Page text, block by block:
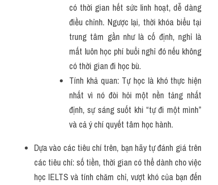
có thời gian hết sức linh hoạt, dễ dàng
điều chỉnh. Ngược lại, thời khóa biểu tại
trung tâm gần như là cố định, nghỉ là
mất luôn học phí buổi nghỉ đó nếu không
có thời gian đi học bù.
Tính khả quan: Tự học là khó thực hiện
nhất vì nó đòi hỏi một nền tảng nhất
định, sự sáng suốt khi “tự đi một mình”
và cả ý chí quyết tâm học hành.
Dựa vào các tiêu chí trên, bạn hãy tự đánh giá trên
các tiêu chí: số tiền, thời gian có thể dành cho việc
học IELTS và tính chăm chỉ, vượt khó của bạn đến